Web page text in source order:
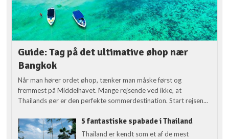
Guide: Tag på det ultimative øhop nær
Bangkok
Når man hører ordet øhop, tænker man måske først og
fremmest på Middelhavet. Mange rejsende ved ikke, at
Thailands øer er den perfekte sommerdestination. Start rejsen...
5 fantastiske spabade i Thailand
Thailand er kendt som et af de mest